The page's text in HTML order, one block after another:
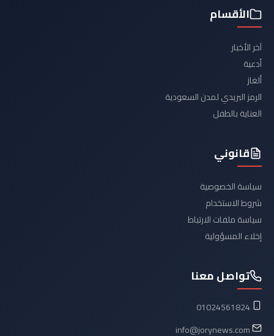
الأقسام
آخر الأخبار
أدعية
ألغاز
الرمز البريدي لمدن السعودية
العناية بالطفل
قانوني
سياسة الخصوصية
شروط الاستخدام
سياسة ملفات الارتباط
إخلاء المسؤولية
تواصل معنا
01024561824
info@jorynews.com